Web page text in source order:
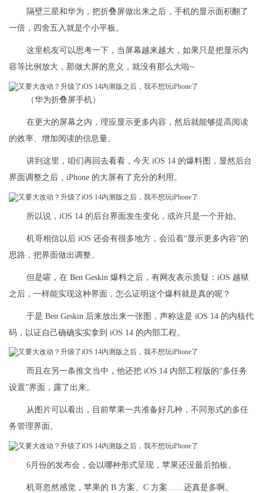
隔壁三星和华为，把折叠屏做出来之后，手机的显示面积翻了
一倍，四舍五入就是个小平板。
这里机友可以思考一下，当屏幕越来越大，如果只是把显示内
容等比例放大，那做大屏的意义，就没有那么大啦~
（华为折叠屏手机）
在更大的屏幕之内，理应显示更多内容，然后就能够提高阅读
的效率、增加阅读的信息量。
讲到这里，咱们再回去看看，今天 iOS 14 的爆料图，显然后台
界面调整之后，iPhone 的大屏有了充分的利用。
所以说，iOS 14 的后台界面发生变化，或许只是一个开始。
机哥相信以后 iOS 还会有很多地方，会沿着“显示更多内容”的
思路，把界面做出调整。
但是嚯，在 Ben Geskin 爆料之后，有网友表示质疑：iOS 越狱
之后，一样能实现这种界面，怎么证明这个爆料就是真的呢？
于是 Ben Geskin 后来放出来一张图，声称这是 iOS 14 的内核代
码，以证自己确确实实拿到 iOS 14 的内部工程。
而且在另一条推文当中，他还把 iOS 14 内部工程版的“多任务
设置”界面，露了出来。
从图片可以看出，目前苹果一共准备好几种，不同形式的多任
务管理界面。
6月份的发布会，会以哪种形式呈现，苹果还没最后拍板。
机哥忽然感觉，苹果的 B 方案、C 方案……还真是多啊。